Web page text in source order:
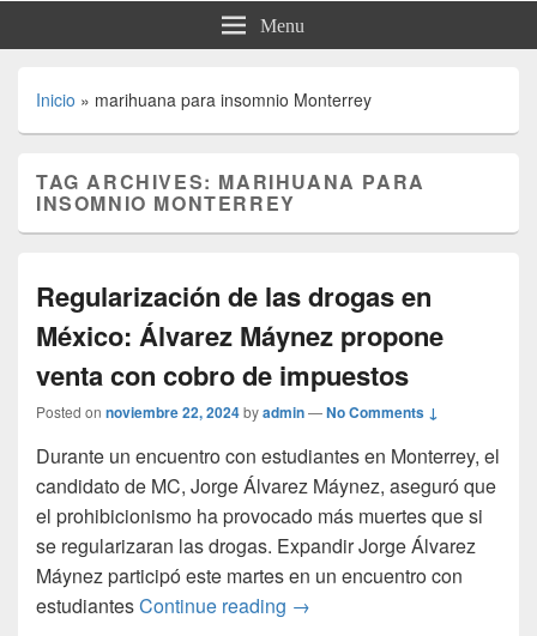
Menu
Inicio » marihuana para insomnio Monterrey
TAG ARCHIVES: MARIHUANA PARA
INSOMNIO MONTERREY
Regularización de las drogas en
México: Álvarez Máynez propone
venta con cobro de impuestos
Posted on noviembre 22, 2024byadmin—No Comments ↓
Durante un encuentro con estudiantes en Monterrey, el
candidato de MC, Jorge Álvarez Máynez, aseguró que
el prohibicionismo ha provocado más muertes que si
se regularizaran las drogas. Expandir Jorge Álvarez
Máynez participó este martes en un encuentro con
estudiantesContinue reading Regularización de las
→